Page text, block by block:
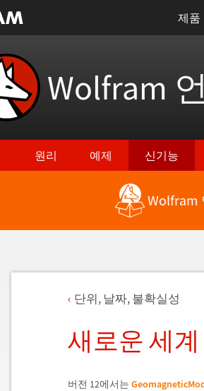
제품
Wolfram
원리 예제 신기능
Wolfram
단위, 날짜, 불확실성
새로운 세
버전 12에서는